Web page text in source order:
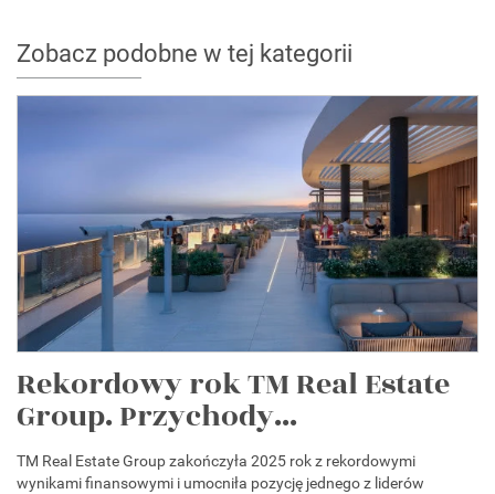
Zobacz podobne w tej kategorii
Rekordowy rok TM Real Estate
Group. Przychody...
TM Real Estate Group zakończyła 2025 rok z rekordowymi
wynikami finansowymi i umocniła pozycję jednego z liderów